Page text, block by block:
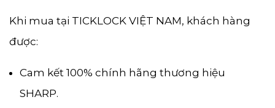
Khi mua tại TICKLOCK VIỆT NAM, khách hàng
được:
Cam kết 100% chính hãng thương hiệu
SHARP.